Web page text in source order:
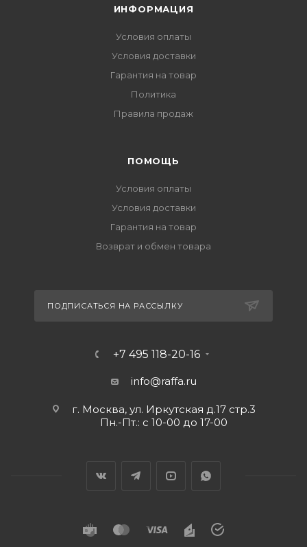
ИНФОРМАЦИЯ
Условия оплаты
Условия доставки
Гарантия на товар
Политика
Правила продаж
ПОМОЩЬ
Условия оплаты
Условия доставки
Гарантия на товар
Возврат и обмен товара
ПОДПИСАТЬСЯ НА РАССЫЛКУ
+7 495 118-20-16
info@raffa.ru
г. Москва, ул. Иркутская д.17 стр.3
Пн.-Пт.: с 10-00 до 17-00